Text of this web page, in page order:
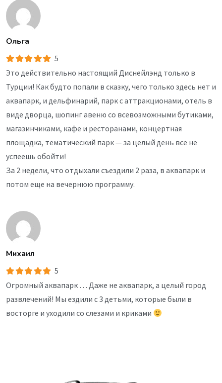
Ольга
5
Это действительно настоящий Диснейлэнд только в
Турции! Как будто попали в сказку, чего только здесь нет и
аквапарк, и дельфинарий, парк с аттракционами, отель в
виде дворца, шопинг авеню со всевозможными бутиками,
магазинчиками, кафе и ресторанами, концертная
площадка, тематический парк — за целый день все не
успеешь обойти!
За 2 недели, что отдыхали съездили 2 раза, в аквапарк и
потом еще на вечернюю программу.
Михаил
5
Огромный аквапарк … Даже не аквапарк, а целый город
развлечений! Мы ездили с 3 детьми, которые были в
восторге и уходили со слезами и криками